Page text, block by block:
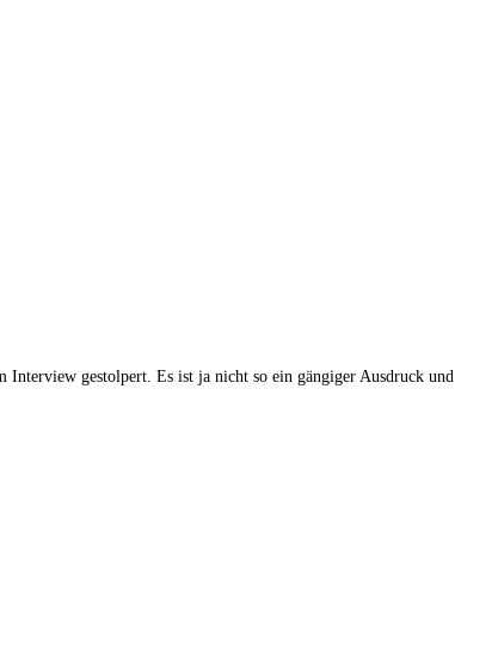
gestolpert. Es ist ja nicht so ein gängiger Ausdruck und